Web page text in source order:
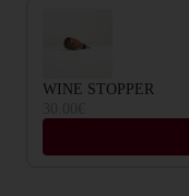
WINE STOPPER